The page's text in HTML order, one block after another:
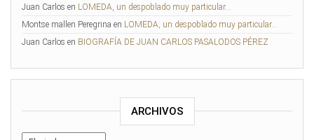
Juan Carlos en LOMEDA, un despoblado muy particular…
Montse mallen Peregrina en LOMEDA, un despoblado muy particular…
Juan Carlos en BIOGRAFÍA DE JUAN CARLOS PASALODOS PÉREZ
ARCHIVOS
Archivos